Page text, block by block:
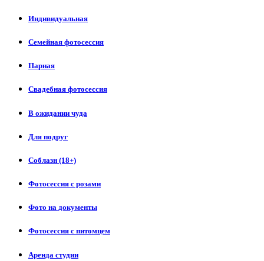
Индивидуальная
Семейная фотосессия
Парная
Свадебная фотосессия
В ожидании чуда
Для подруг
Соблазн (18+)
Фотосессия с розами
Фото на документы
Фотосессия с питомцем
Аренда студии